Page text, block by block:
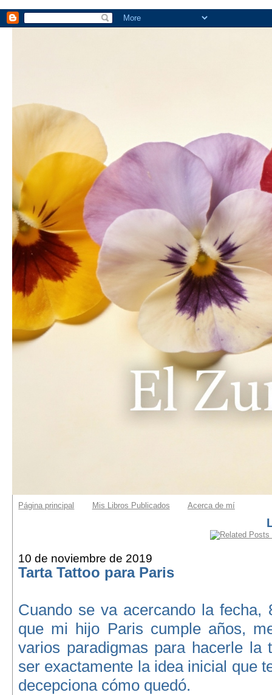
Página principal Mis Libros Publicados Acerca de mí
10 de noviembre de 2019
Tarta Tattoo para Paris
Cuando se va acercando la fecha,
que mi hijo Paris cumple años,
varios paradigmas para hacerle la
ser exactamente la idea inicial que
decepciona cómo quedó.